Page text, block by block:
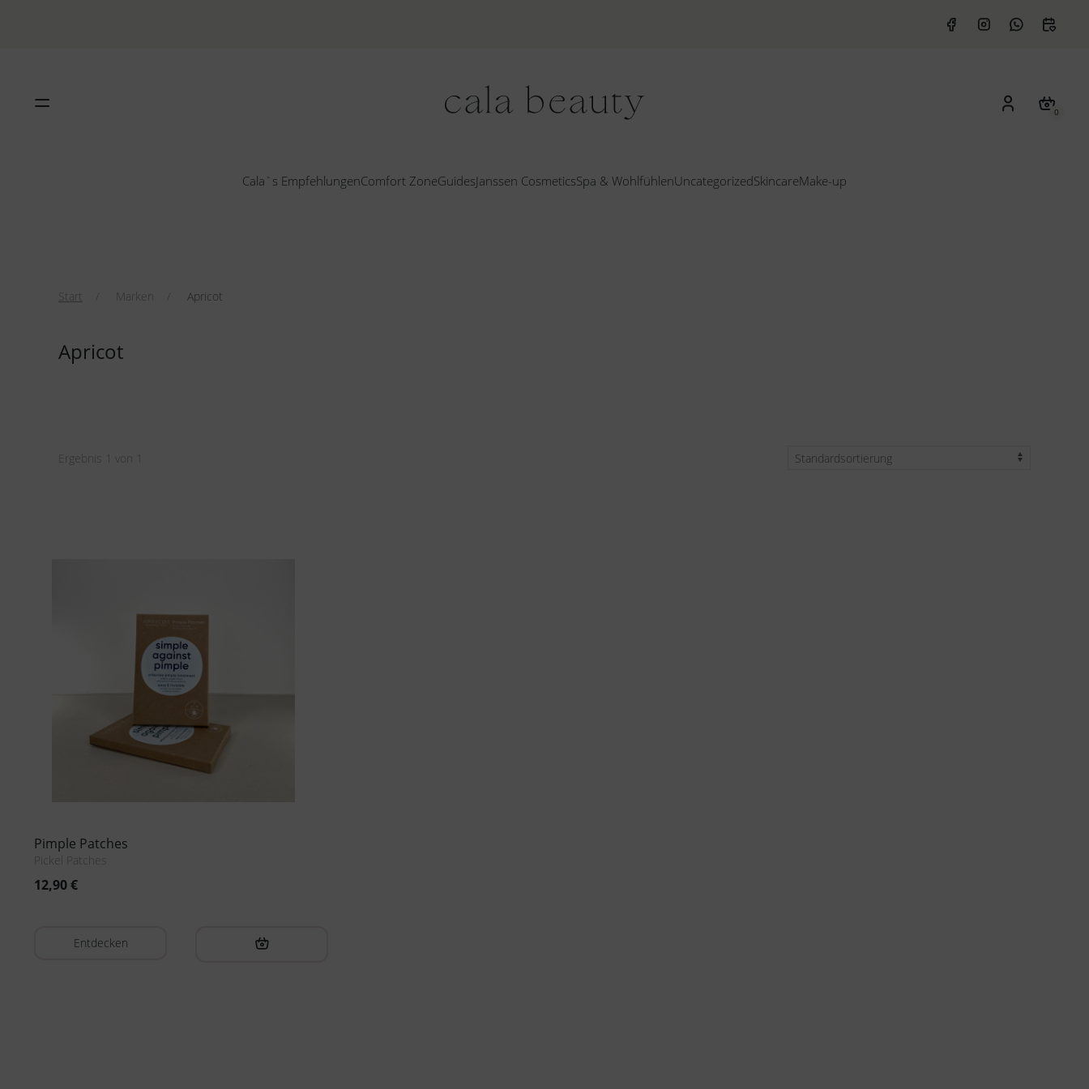
0
Cala`s EmpfehlungenComfort ZoneGuidesJanssen CosmeticsSpa & WohlfühlenUncategorizedSkincareMake-up
Start Marken Apricot
Apricot
Ergebnis 1 von 1
Pimple Patches
Pickel Patches
12,90€
Entdecken